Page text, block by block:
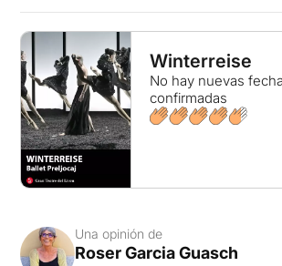
Winterreise
No hay nuevas
confirmadas
Una opinión de
Roser Garcia Guasch